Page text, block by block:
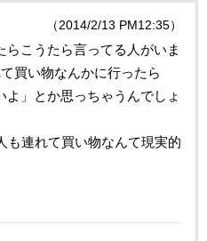
（2014/2/13 PM12:35）
こうたら言ってる人がいま
買い物なんかに行ったら
よ」とか思っちゃうんでしょ
も連れて買い物なんて現実的